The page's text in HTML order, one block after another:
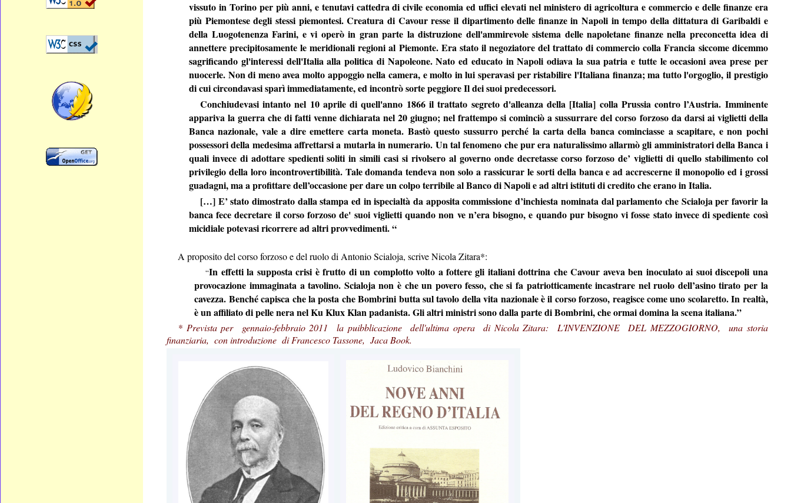
vissuto in Torino per più anni, e tenutavi cattedra di civile economia ed uffici elevati nel ministero di agricoltura e commercio e delle finanze era
più Piemontese degli stessi piemontesi. Creatura di Cavour resse il dipartimento delle finanze in Napoli in tempo della dittatura di Garibaldi e
della Luogotenenza Farini, e vi operò in gran parte la distruzione dell'ammirevole sistema delle napoletane finanze nella preconcetta idea di
annettere precipitosamente le meridionali regioni al Piemonte. Era stato il negoziatore del trattato di commercio colla Francia siccome dicemmo
sagrificando gl'interessi dell'Italia alla politica di Napoleone. Nato ed educato in Napoli odiava la sua patria e tutte le occasioni avea prese per
nuocerle. Non di meno avea molto appoggio nella camera, e molto in lui speravasi per ristabilire l'Italiana finanza; ma tutto l'orgoglio, il prestigio
di cui circondavasi sparì immediatamente, ed incontrò sorte peggiore Il dei suoi predecessori.
Conchiudevasi intanto nel 10 aprile di quell'anno 1866 il trattato segreto d'alleanza della [Italia] colla Prussia contro l’Austria. Imminente
appariva la guerra che di fatti venne dichiarata nel 20 giugno; nel frattempo si cominciò a sussurrare del corso forzoso da darsi ai viglietti della
Banca nazionale, vale a dire emettere carta moneta. Bastò questo sussurro perché la carta della banca cominciasse a scapitare, e non pochi
possessori della medesima affrettarsi a mutarla in numerario. Un tal fenomeno che pur era naturalissimo allarmò gli amministratori della Banca i
quali invece di adottare spedienti soliti in simili casi si rivolsero al governo onde decretasse corso forzoso de’ viglietti di quello stabilimento col
privilegio della loro incontrovertibilità. Tale domanda tendeva non solo a rassicurar le sorti della banca e ad accrescerne il monopolio ed i grossi
guadagni, ma a profittare dell’occasione per dare un colpo terribile al Banco di Napoli e ad altri istituti di credito che erano in Italia.
[…] E’ stato dimostrato dalla stampa ed in ispecialtà da apposita commissione d’inchiesta nominata dal parlamento che Scialoja per favorir la
banca fece decretare il corso forzoso de' suoi viglietti quando non ve n’era bisogno, e quando pur bisogno vi fosse stato invece di spediente così
micidiale potevasi ricorrere ad altri provvedimenti. “
A proposito del corso forzoso e del ruolo di Antonio Scialoja, scrive Nicola Zitara*:
“In effetti la supposta crisi è frutto di un complotto volto a fottere gli italiani dottrina che Cavour aveva ben inoculato ai suoi discepoli una
provocazione immaginata a tavolino. Scialoja non è che un povero fesso, che si fa patriotticamente incastrare nel ruolo dell’asino tirato per la
cavezza. Benché capisca che la posta che Bombrini butta sul tavolo della vita nazionale è il corso forzoso, reagisce come uno scolaretto. In realtà,
è un affiliato di pelle nera nel Ku Klux Klan padanista. Gli altri ministri sono dalla parte di Bombrini, che ormai domina la scena italiana.”
* Prevista per gennaio-febbraio 2011 la puibblicazione dell'ultima opera di Nicola Zitara: L'INVENZIONE DEL MEZZOGIORNO, una storia
finanziaria, con introduzione di Francesco Tassone, Jaca Book.